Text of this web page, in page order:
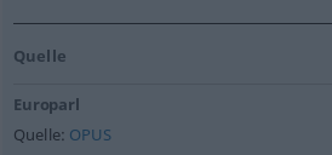
Quelle
Europarl
Quelle: OPUS